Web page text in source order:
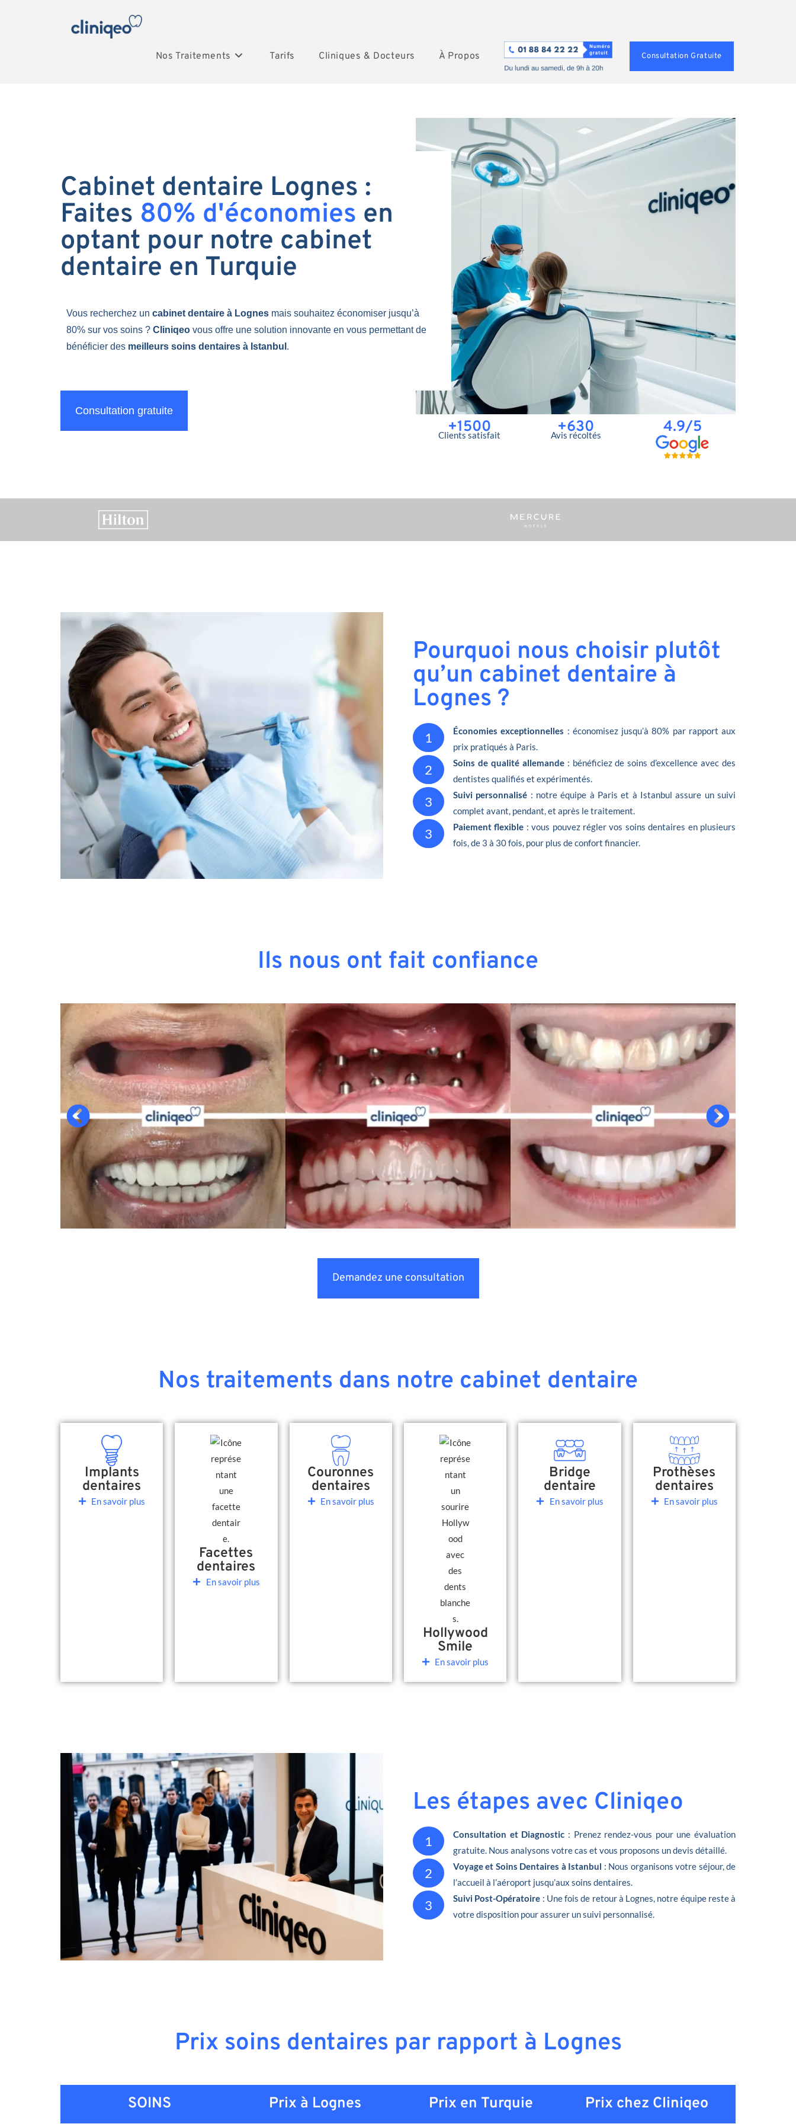
Nos Traitements Tarifs Cliniques & Docteurs À Propos Consultation Gratuite
Cabinet dentaire Lognes :
Faites 80% d'économies en
optant pour notre cabinet
dentaire en Turquie
Vous recherchez un cabinet dentaire à Lognes mais souhaitez économiser jusqu’à
80% sur vos soins ? Cliniqeo vous offre une solution innovante en vous permettant de
bénéficier des meilleurs soins dentaires à Istanbul .
Consultation gratuite
+1500
Clients satisfait +630
Avis récoltés 4.9/5
Pourquoi nous choisir plutôt
qu’un cabinet dentaire à
Lognes ?
1 Économies exceptionnelles : économisez jusqu’à 80% par rapport aux
prix pratiqués à Paris.
2 Soins de qualité allemande: bénéficiez de soins d’excellence avec des
dentistes qualifiés et expérimentés.
3 Suivi personnalisé : notre équipe à Paris et à Istanbul assure un suivi
complet avant, pendant, et après le traitement.
3 Paiement flexible : vous pouvez régler vos soins dentaires en plusieurs
fois, de 3 à 30 fois, pour plus de confort financier.
Ils nous ont fait confiance
Demandez une consultation
Nos traitements dans notre cabinet dentaire
Implants
dentaires
En savoir plus
Facettes
dentaires
En savoir plus
Couronnes
dentaires
En savoir plus
Hollywood
Smile
En savoir plus
Bridge
dentaire
En savoir plus
Prothèses
dentaires
En savoir plus
Les étapes avec Cliniqeo
1 Consultation et Diagnostic : Prenez rendez-vous pour une évaluation
gratuite. Nous analysons votre cas et vous proposons un devis détaillé.
2 Voyage et Soins Dentaires à Istanbul : Nous organisons votre séjour, de
l’accueil à l’aéroport jusqu’aux soins dentaires.
3 Suivi Post-Opératoire : Une fois de retour à Lognes, notre équipe reste à
votre disposition pour assurer un suivi personnalisé.
Prix soins dentaires par rapport à Lognes
SOINS Prix à Lognes Prix en Turquie Prix chez Cliniqeo